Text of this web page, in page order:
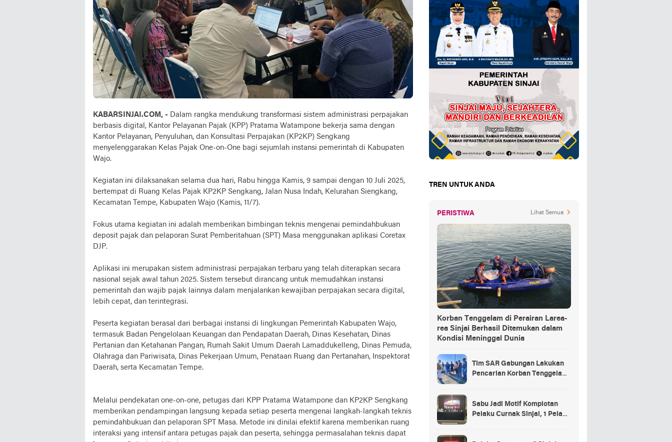
KABARSINJAI.COM, - Dalam rangka mendukung transformasi sistem administrasi perpajakan
berbasis digital, Kantor Pelayanan Pajak (KPP) Pratama Watampone bekerja sama dengan
Kantor Pelayanan, Penyuluhan, dan Konsultasi Perpajakan (KP2KP) Sengkang
menyelenggarakan Kelas Pajak One-on-One bagi sejumlah instansi pemerintah di Kabupaten
Wajo.
Kegiatan ini dilaksanakan selama dua hari, Rabu hingga Kamis, 9 sampai dengan 10 Juli 2025,
bertempat di Ruang Kelas Pajak KP2KP Sengkang, Jalan Nusa Indah, Kelurahan Siengkang,
Kecamatan Tempe, Kabupaten Wajo (Kamis, 11/7).
Fokus utama kegiatan ini adalah memberikan bimbingan teknis mengenai pemindahbukuan
deposit pajak dan pelaporan Surat Pemberitahuan (SPT) Masa menggunakan aplikasi Coretax
DJP.
Aplikasi ini merupakan sistem administrasi perpajakan terbaru yang telah diterapkan secara
nasional sejak awal tahun 2025. Sistem tersebut dirancang untuk memudahkan instansi
pemerintah dan wajib pajak lainnya dalam menjalankan kewajiban perpajakan secara digital,
lebih cepat, dan terintegrasi.
Peserta kegiatan berasal dari berbagai instansi di lingkungan Pemerintah Kabupaten Wajo,
termasuk Badan Pengelolaan Keuangan dan Pendapatan Daerah, Dinas Kesehatan, Dinas
Pertanian dan Ketahanan Pangan, Rumah Sakit Umum Daerah Lamaddukelleng, Dinas Pemuda,
Olahraga dan Pariwisata, Dinas Pekerjaan Umum, Penataan Ruang dan Pertanahan, Inspektorat
Daerah, serta Kecamatan Tempe.
Melalui pendekatan one-on-one, petugas dari KPP Pratama Watampone dan KP2KP Sengkang
memberikan pendampingan langsung kepada setiap peserta mengenai langkah-langkah teknis
pemindahbukuan dan pelaporan SPT Masa. Metode ini dinilai efektif karena memberikan ruang
interaksi yang intensif antara petugas pajak dan peserta, sehingga permasalahan teknis dapat
TREN UNTUK ANDA
PERISTIWA Lihat Semua
Korban Tenggelam di Perairan Larea-
rea Sinjai Berhasil Ditemukan dalam
Kondisi Meninggal Dunia
Tim SAR Gabungan Lakukan
Pencarian Korban Tenggelam
Sabu Jadi Motif Komplotan
Pelaku Curnak Sinjai, 1 Pelaku